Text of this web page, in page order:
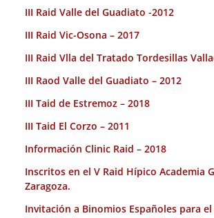
III Raid Valle del Guadiato -2012
III Raid Vic-Osona – 2017
III Raid Vlla del Tratado Tordesillas
III Raod Valle del Guadiato – 2012
III Taid de Estremoz – 2018
III Taid El Corzo – 2011
Información Clinic Raid – 2018
Inscritos en el V Raid Hípico Academia
Zaragoza.
Invitación a Binomios Españoles para